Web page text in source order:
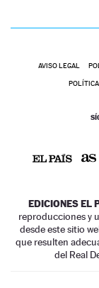
AVISO LEGAL
EDICIONES EL
reproducciones y
desde este sitio
que resulten
del Real